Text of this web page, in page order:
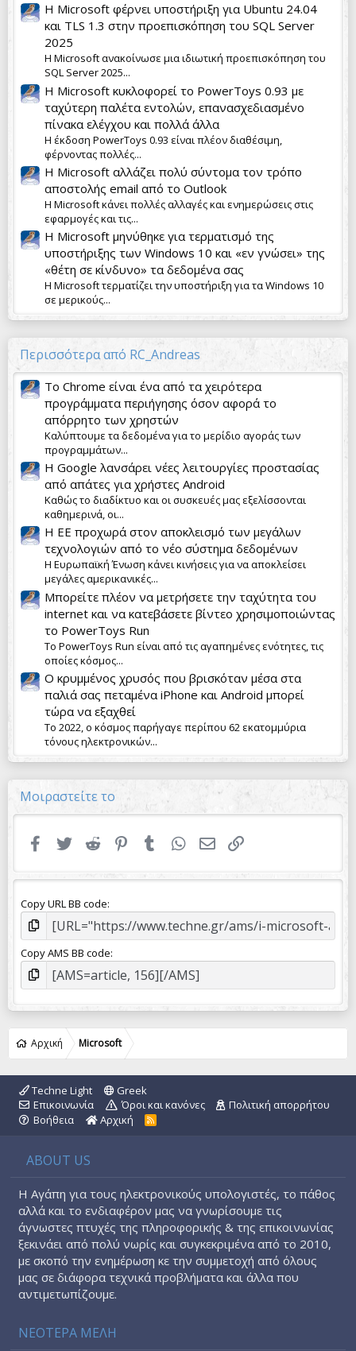
Η Microsoft φέρνει υποστήριξη για Ubuntu 24.04
και TLS 1.3 στην προεπισκόπηση του SQL Server
2025
Η Microsoft ανακοίνωσε μια ιδιωτική προεπισκόπηση του
SQL Server 2025...
Η Microsoft κυκλοφορεί το PowerToys 0.93 με
ταχύτερη παλέτα εντολών, επανασχεδιασμένο
πίνακα ελέγχου και πολλά άλλα
Η έκδοση PowerToys 0.93 είναι πλέον διαθέσιμη,
φέρνοντας πολλές...
Η Microsoft αλλάζει πολύ σύντομα τον τρόπο
αποστολής email από το Outlook
Η Microsoft κάνει πολλές αλλαγές και ενημερώσεις στις
εφαρμογές και τις...
Η Microsoft μηνύθηκε για τερματισμό της
υποστήριξης των Windows 10 και «εν γνώσει» της
«θέτη σε κίνδυνο» τα δεδομένα σας
Η Microsoft τερματίζει την υποστήριξη για τα Windows 10
σε μερικούς...
Περισσότερα από RC_Andreas
Το Chrome είναι ένα από τα χειρότερα
προγράμματα περιήγησης όσον αφορά το
απόρρητο των χρηστών
Καλύπτουμε τα δεδομένα για το μερίδιο αγοράς των
προγραμμάτων...
Η Google λανσάρει νέες λειτουργίες προστασίας
από απάτες για χρήστες Android
Καθώς το διαδίκτυο και οι συσκευές μας εξελίσσονται
καθημερινά, οι...
Η ΕΕ προχωρά στον αποκλεισμό των μεγάλων
τεχνολογιών από το νέο σύστημα δεδομένων
Η Ευρωπαϊκή Ένωση κάνει κινήσεις για να αποκλείσει
μεγάλες αμερικανικές...
Μπορείτε πλέον να μετρήσετε την ταχύτητα του
internet και να κατεβάσετε βίντεο χρησιμοποιώντας
το PowerToys Run
Το PowerToys Run είναι από τις αγαπημένες ενότητες, τις
οποίες κόσμος...
Ο κρυμμένος χρυσός που βρισκόταν μέσα στα
παλιά σας πεταμένα iPhone και Android μπορεί
τώρα να εξαχθεί
Το 2022, ο κόσμος παρήγαγε περίπου 62 εκατομμύρια
τόνους ηλεκτρονικών...
Μοιραστείτε το
Facebook
Twitter Reddit Pinterest
Tumblr WhatsApp
Email
Copy URL BB code
Copy AMS BB code
Αρχική Microsoft
Techne Light
Greek
Επικοινωνία
Όροι και κανόνες
Πολιτική απορρήτου
Βοήθεια
Αρχική
R
ABOUT US
Η Αγάπη για τους ηλεκτρονικούς υπολογιστές, το πάθος
αλλά και το ενδιαφέρον μας να γνωρίσουμε τις
άγνωστες πτυχές της πληροφορικής & της επικοινωνίας
ξεκινάει από πολύ νωρίς και συγκεκριμένα από το 2010,
με σκοπό την ενημέρωση κε την συμμετοχή από όλους
μας σε διάφορα τεχνικά προβλήματα και άλλα που
αντιμετωπίζουμε.
ΝΕΟΤΕΡΑ ΜΕΛΗ